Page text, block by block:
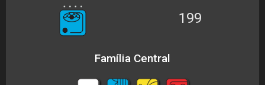
199
Família Central